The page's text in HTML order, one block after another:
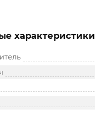
характеристики